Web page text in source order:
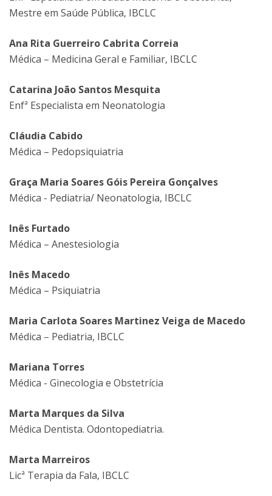
Mestre em Saúde Pública, IBCLC
Ana Rita Guerreiro Cabrita Correia
Médica – Medicina Geral e Familiar, IBCLC
Catarina João Santos Mesquita
​Enfª Especialista em Neonatologia
Cláudia Cabido
Médica – Pedopsiquiatria
Graça Maria Soares Góis Pereira Gonçalves
Médica - Pediatria/ Neonatologia, IBCLC
Inês Furtado
Médica – Anestesiologia
Inês Macedo
Médica – Psiquiatria
Maria Carlota Soares Martinez Veiga de Macedo
Médica – Pediatria, IBCLC
Mariana Torres
Médica - Ginecologia e Obstetrícia
Marta Marques da Silva
Médica Dentista. Odontopediatria.
Marta Marreiros
Licª Terapia da Fala, IBCLC